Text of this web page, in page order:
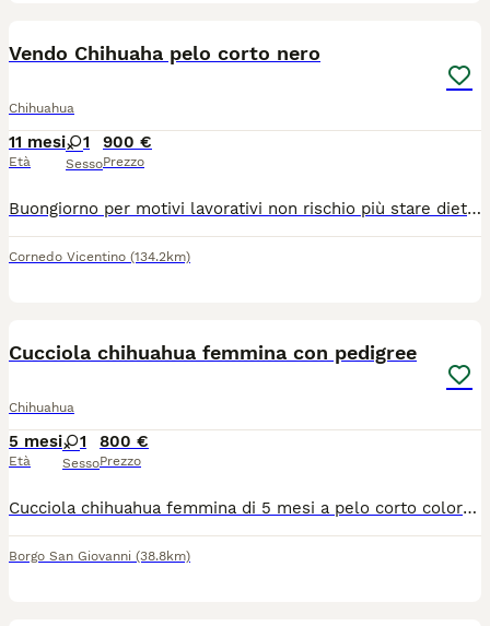
Vendo Chihuaha pelo corto nero
Chihuahua
11 mesi
Età
1
Sesso
900 €
Prezzo
Buongiorno per motivi lavorativi non rischio più stare dietro al mio Chihuaha. A malincuore scelgo di venderla. È una femmina di quasi un anno color nero a pelo corto.
Cornedo Vicentino (134.2km)
Cucciola chihuahua femmina con pedigree
Chihuahua
5 mesi
Età
1
Sesso
800 €
Prezzo
Cucciola chihuahua femmina di 5 mesi a pelo corto color bianco fulvo, con pedigree, microchip e vaccini. Genitori di mia proprietà e visibili in provincia di Lodi
Borgo San Giovanni (38.8km)